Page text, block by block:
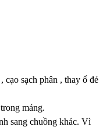
sạch phân , thay ổ đẻ
máng.
sang chuồng khác. Vì